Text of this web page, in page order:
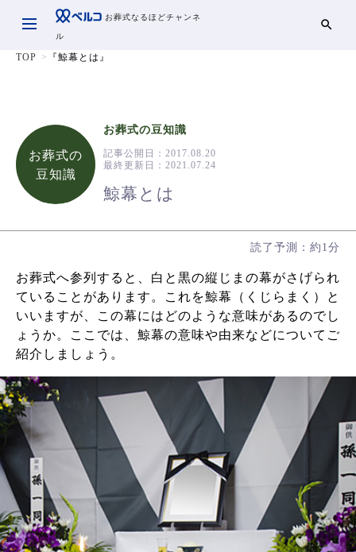
お葬式なるほどチャンネ
ル
TOP 『鯨幕とは』
お葬式の
豆知識
お葬式の豆知識
記事公開日： 2017.08.20
最終更新日： 2021.07.24
鯨幕とは
読了予測：約1分
お葬式へ参列すると、白と黒の縦じまの幕がさげられ
ていることがあります。これを鯨幕（くじらまく）と
いいますが、この幕にはどのような意味があるのでし
ょうか。ここでは、鯨幕の意味や由来などについてご
紹介しましょう。